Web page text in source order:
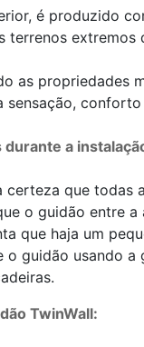
é produzido
terrenos
as propriedades
sensação,
a
certeza que todas
o guidão entre
que haja um
o guidão usando a
TwinWall: